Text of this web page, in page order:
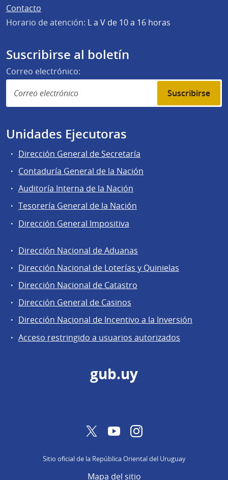
Contacto
Horario de atención: L a V de 10 a 16 horas
Suscribirse al boletín
Correo electrónico:
Suscribirse
Unidades Ejecutoras
Dirección General de Secretaría
Contaduría General de la Nación
Auditoría Interna de la Nación
Tesorería General de la Nación
Dirección General Impositiva
Áreas
de
la
Dirección
General
de
Secretaría
Dirección Nacional de Aduanas
Dirección Nacional de Loterías y Quinielas
Dirección Nacional de Catastro
Dirección General de Casinos
Dirección Nacional de Incentivo a la Inversión
Acceso restringido a usuarios autorizados
gub.uy
TwitterYouTubeInstagram
Sitio oficial de la República Oriental del Uruguay
Mapa del sitio